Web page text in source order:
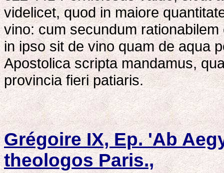
videlicet, quod in maiore
vino: cum secundum
in ipso sit de vino quam de aqua
Apostolica scripta mandamus,
provincia fieri patiaris.
Grégoire IX, Ep. 'Ab
theologos Paris.,